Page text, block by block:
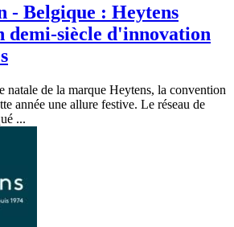
- Belgique : Heytens
demi-siècle d'innovation
natale de la marque Heytens, la convention
année une allure festive. Le réseau de
...